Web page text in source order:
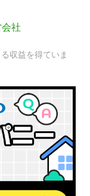
社
収益を得ていま